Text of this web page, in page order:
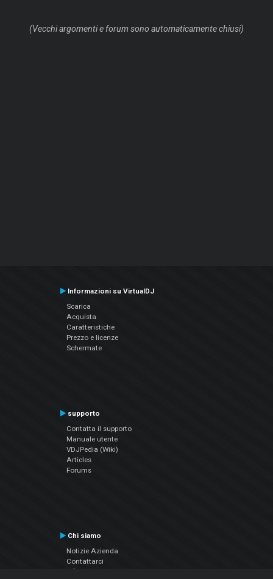
(Vecchi argomenti e forum sono automaticamente chiusi)
Informazioni su VirtualDJ
Scarica
Acquista
Caratteristiche
Prezzo e licenze
Schermate
supporto
Contatta il supporto
Manuale utente
VDJPedia (Wiki)
Articles
Forums
Chi siamo
Notizie Azienda
Contattarci
Informativa sulla privacy